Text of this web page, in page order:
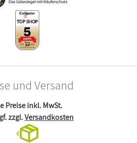
und Versand
Preise inkl. MwSt.
zzgl.Versandkosten